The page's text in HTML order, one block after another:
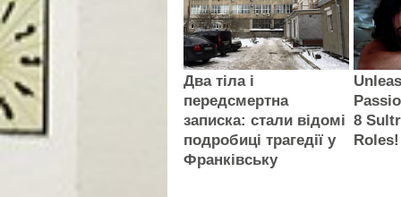
Два тіла і
передсмертна
записка: стали відомі
подробиці трагедії у
Франківську
8
Roles!